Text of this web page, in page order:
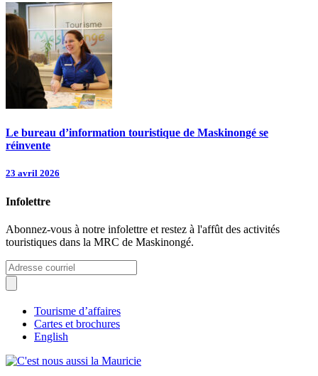
Le bureau d’information touristique de Maskinongé se
réinvente
23 avril 2026
Infolettre
Abonnez-vous à notre infolettre et restez à l'affût des activités
touristiques dans la MRC de Maskinongé.
Tourisme d’affaires
Cartes et brochures
English